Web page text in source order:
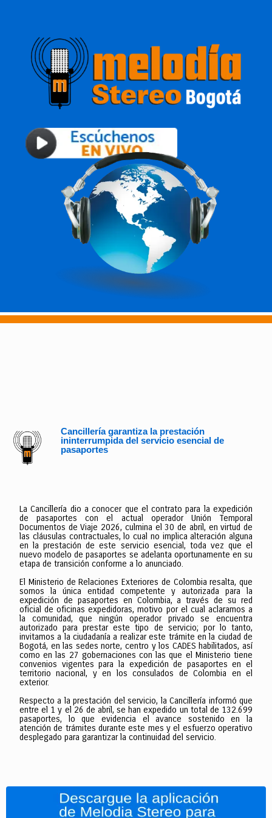
Cancillería garantiza la prestación
ininterrumpida del servicio esencial de
pasaportes
La Cancillería dio a conocer que el contrato para la expedición
de pasaportes con el actual operador Unión Temporal
Documentos de Viaje 2026, culmina el 30 de abril, en virtud de
las cláusulas contractuales, lo cual no implica alteración alguna
en la prestación de este servicio esencial, toda vez que el
nuevo modelo de pasaportes se adelanta oportunamente en su
etapa de transición conforme a lo anunciado.
El Ministerio de Relaciones Exteriores de Colombia resalta, que
somos la única entidad competente y autorizada para la
expedición de pasaportes en Colombia, a través de su red
oficial de oficinas expedidoras, motivo por el cual aclaramos a
la comunidad, que ningún operador privado se encuentra
autorizado para prestar este tipo de servicio; por lo tanto,
invitamos a la ciudadanía a realizar este trámite en la ciudad de
Bogotá, en las sedes norte, centro y los CADES habilitados, así
como en las 27 gobernaciones con las que el Ministerio tiene
convenios vigentes para la expedición de pasaportes en el
territorio nacional, y en los consulados de Colombia en el
exterior.
Respecto a la prestación del servicio, la Cancillería informó que
entre el 1 y el 26 de abril, se han expedido un total de 132.699
pasaportes, lo que evidencia el avance sostenido en la
atención de trámites durante este mes y el esfuerzo operativo
desplegado para garantizar la continuidad del servicio.